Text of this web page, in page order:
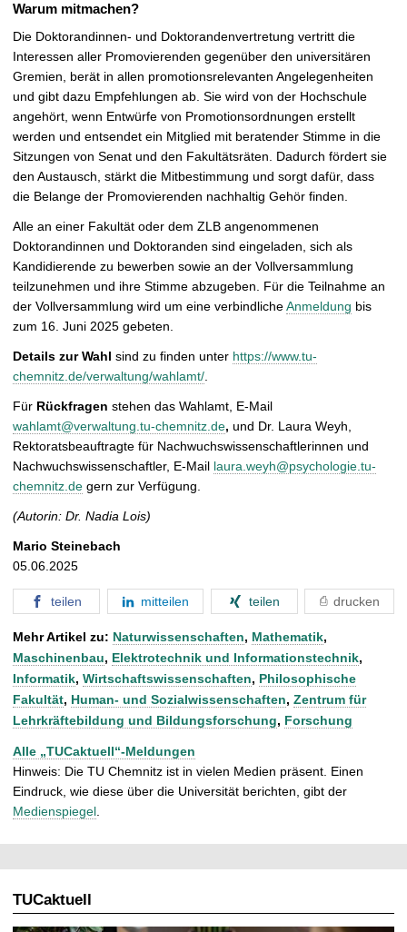
Warum mitmachen?
Die Doktorandinnen- und Doktorandenvertretung vertritt die
Interessen aller Promovierenden gegenüber den universitären
Gremien, berät in allen promotionsrelevanten Angelegenheiten
und gibt dazu Empfehlungen ab. Sie wird von der Hochschule
angehört, wenn Entwürfe von Promotionsordnungen erstellt
werden und entsendet ein Mitglied mit beratender Stimme in die
Sitzungen von Senat und den Fakultätsräten. Dadurch fördert sie
den Austausch, stärkt die Mitbestimmung und sorgt dafür, dass
die Belange der Promovierenden nachhaltig Gehör finden.
Alle an einer Fakultät oder dem ZLB angenommenen
Doktorandinnen und Doktoranden sind eingeladen, sich als
Kandidierende zu bewerben sowie an der Vollversammlung
teilzunehmen und ihre Stimme abzugeben. Für die Teilnahme an
der Vollversammlung wird um eine verbindlicheAnmeldung bis
zum 16. Juni 2025 gebeten.
Details zur Wahl sind zu finden unter https://www.tu-
chemnitz.de/verwaltung/wahlamt/.
Für Rückfragen stehen das Wahlamt, E-Mail
wahlamt@verwaltung.tu-chemnitz.de, und Dr. Laura Weyh,
Rektoratsbeauftragte für Nachwuchswissenschaftlerinnen und
Nachwuchswissenschaftler, E-Mail laura.weyh@psychologie.tu-
chemnitz.de gern zur Verfügung.
(Autorin: Dr. Nadia Lois)
Mario Steinebach
05.06.2025
teilen mitteilen teilen drucken
Mehr Artikel zu: Naturwissenschaften, Mathematik,
Maschinenbau, Elektrotechnik und Informationstechnik,
Informatik, Wirtschaftswissenschaften, Philosophische
Fakultät, Human- und Sozialwissenschaften, Zentrum für
Lehrkräftebildung und Bildungsforschung, Forschung
Alle „TUCaktuell“-Meldungen
Hinweis: Die TU Chemnitz ist in vielen Medien präsent. Einen
Eindruck, wie diese über die Universität berichten, gibt der
Medienspiegel
TUCaktuell